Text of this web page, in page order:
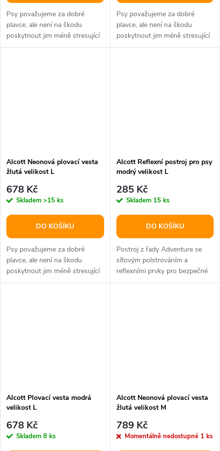
Psy považujeme za dobré
plavce, ale není na škodu
poskytnout jim méně stresující
pobyt ve vodě.
Psy považujeme za dobré
plavce, ale není na škodu
poskytnout jim méně stresující
pobyt ve vodě.
Alcott Neonová plovací vesta
žlutá velikost L
678 Kč
Skladem >15 ks
DO KOŠÍKU
Psy považujeme za dobré
plavce, ale není na škodu
poskytnout jim méně stresující
pobyt ve vodě.
Alcott Reflexní postroj pro psy
modrý velikost L
285 Kč
Skladem 15 ks
DO KOŠÍKU
Postroj z řady Adventure se
síťovým polstrováním a
reflexními prvky pro bezpečné
užívání.
Alcott Plovací vesta modrá
velikost L
678 Kč
Skladem 8 ks
Alcott Neonová plovací vesta
žlutá velikost M
789 Kč
Momentálně nedostupné 1 ks